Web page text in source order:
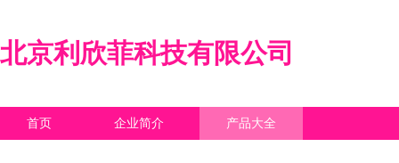
北京利欣菲科技有限公司
首页 企业简介 产品大全